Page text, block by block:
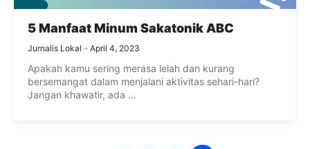
5 Manfaat Minum Sakatonik ABC
Jurnalis Lokal April 4, 2023
Apakah kamu sering merasa lelah dan kurang
bersemangat dalam menjalani aktivitas sehari-hari?
Jangan khawatir, ada ...